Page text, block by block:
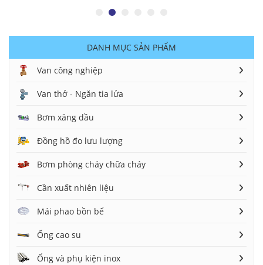
DANH MỤC SẢN PHẨM
Van công nghiệp
Van thở - Ngăn tia lửa
Bơm xăng dầu
Đồng hồ đo lưu lượng
Bơm phòng cháy chữa cháy
Cần xuất nhiên liệu
Mái phao bồn bể
Ống cao su
Ống và phụ kiện inox